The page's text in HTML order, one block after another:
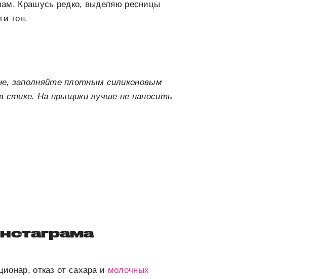
Крашусь редко, выделяю ресницы
тон.
заполняйте плотным силиконовым
На прыщики лучше не наносить
отказ от сахара и молочных